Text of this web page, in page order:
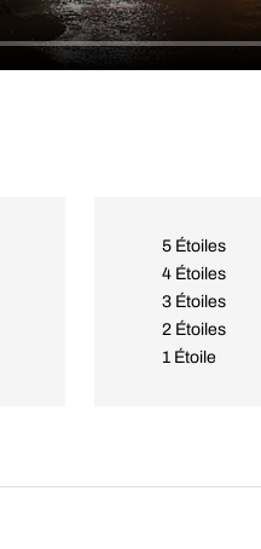
5 Étoiles
4 Étoiles
3 Étoiles
2 Étoiles
1 Étoile